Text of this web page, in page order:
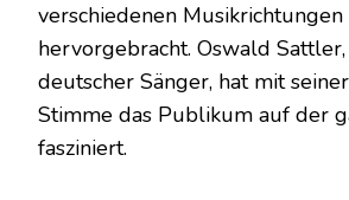
verschiedenen Musikrichtungen
hervorgebracht. Oswald
deutscher Sänger, hat mit
Stimme das Publikum auf der
fasziniert.